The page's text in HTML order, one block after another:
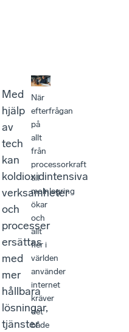
Med
hjälp
av
tech
kan
koldioxidintensiva
verksamheter
och
processer
ersättas
med
mer
hållbara
lösningar,
tjänster
När
efterfrågan
på
allt
från
processorkraft
till
molnlagring
ökar
och
allt
fler i
världen
använder
internet
kräver
det
både